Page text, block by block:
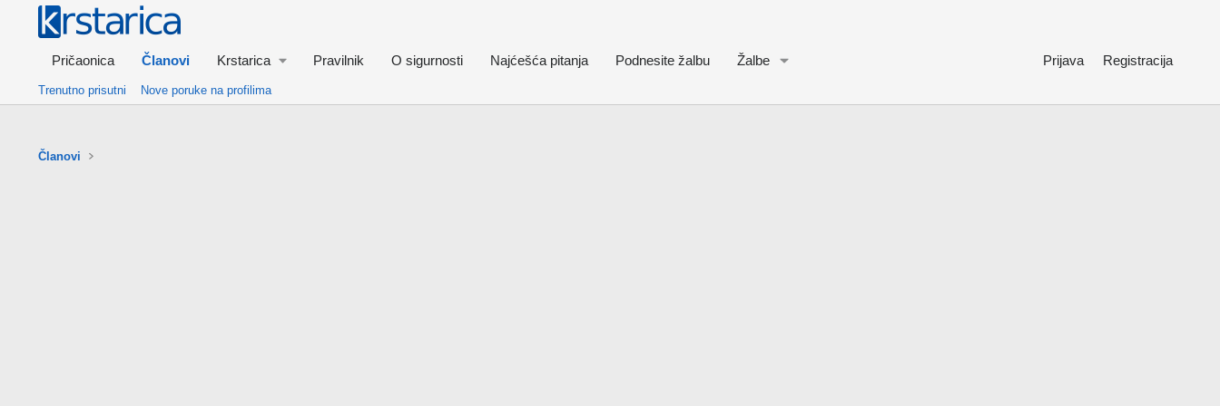
Pričaonica Članovi Krstarica Pravilnik O sigurnosti Najćešća pitanja Podnesite žalbu Žalbe Prijava Registracija
Trenutno prisutni Nove poruke na profilima
Članovi